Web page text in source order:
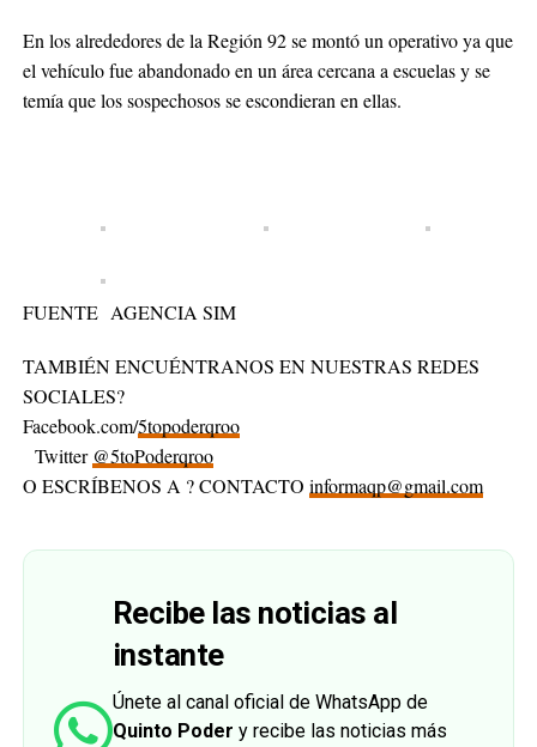
En los alrededores de la Región 92 se montó un operativo ya que
el vehículo fue abandonado en un área cercana a escuelas y se
temía que los sospechosos se escondieran en ellas.
FUENTE AGENCIA SIM
TAMBIÉN ENCUÉNTRANOS EN NUESTRAS REDES
SOCIALES?
Facebook.com/5topoderqroo
Twitter @5toPoderqroo
O ESCRÍBENOS A ? CONTACTO informaqp@gmail.com
Recibe las noticias al
instante
Únete al canal oficial de WhatsApp de
Quinto Poder y recibe las noticias más